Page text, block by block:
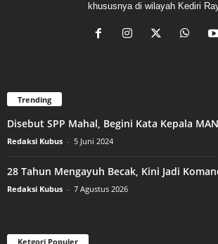
khususnya di wilayah Kediri
Trending
Disebut SPP Mahal, Begini Kata Kepala
Redaksi Kubus - 5 Juni 2024
28 Tahun Mengayuh Becak, Kini Jadi
Redaksi Kubus - 7 Agustus 2026
Ketgori Populer